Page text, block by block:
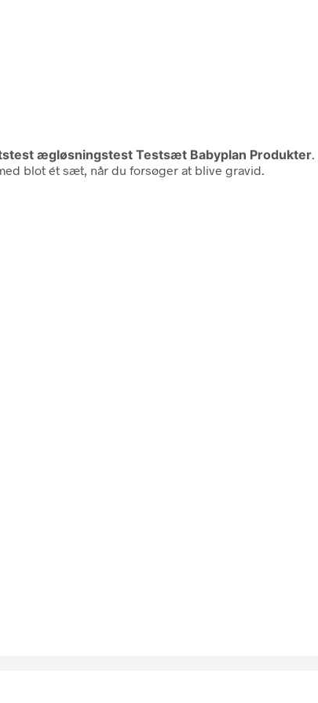
ægløsningstest Testsæt Babyplan Produkter
blot ét sæt, når du forsøger at blive gravid.